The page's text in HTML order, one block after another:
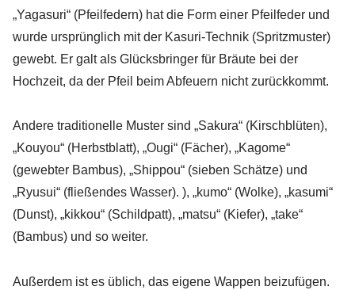
„Yagasuri“ (Pfeilfedern) hat die Form einer Pfeilfeder und
wurde ursprünglich mit der Kasuri-Technik (Spritzmuster)
gewebt. Er galt als Glücksbringer für Bräute bei der
Hochzeit, da der Pfeil beim Abfeuern nicht zurückkommt.
Andere traditionelle Muster sind „Sakura“ (Kirschblüten),
„Kouyou“ (Herbstblatt), „Ougi“ (Fächer), „Kagome“
(gewebter Bambus), „Shippou“ (sieben Schätze) und
„Ryusui“ (fließendes Wasser). ), „kumo“ (Wolke), „kasumi“
(Dunst), „kikkou“ (Schildpatt), „matsu“ (Kiefer), „take“
(Bambus) und so weiter.
Außerdem ist es üblich, das eigene Wappen beizufügen.